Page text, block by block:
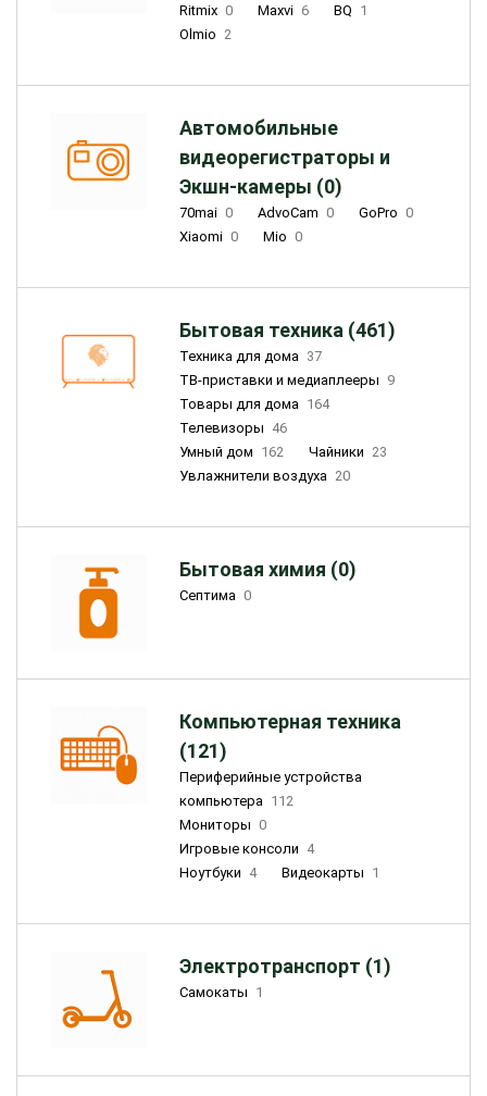
Ritmix 0 Maxvi 6 BQ 1
Olmio 2
Автомобильные
видеорегистраторы и
Экшн-камеры (0)
70mai 0 AdvoCam 0 GoPro 0
Xiaomi 0 Mio 0
Бытовая техника (461)
Техника для дома 37
ТВ-приставки и медиаплееры 9
Товары для дома 164
Телевизоры 46
Умный дом 162 Чайники 23
Увлажнители воздуха 20
Бытовая химия (0)
Септима 0
Компьютерная техника
(121)
Периферийные устройства
компьютера 112
Мониторы 0
Игровые консоли 4
Ноутбуки 4 Видеокарты 1
Электротранспорт (1)
Самокаты 1